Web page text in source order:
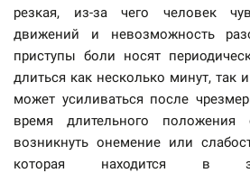
резкая, из-за чего человек
движений и невозможность
приступы боли носят
длиться как несколько минут, так
может усиливаться после
время длительного
возникнуть онемение или
которая находится в